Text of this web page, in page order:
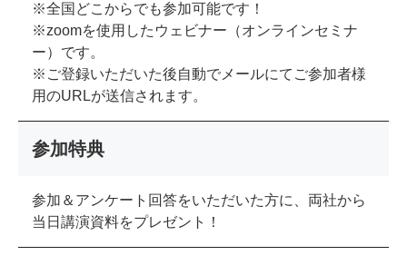
※全国どこからでも参加可能です！
※zoomを使用したウェビナー（オンラインセミナ
ー）です。
※ご登録いただいた後自動でメールにてご参加者様
用のURLが送信されます。
参加特典
参加＆アンケート回答をいただいた方に、両社から
当日講演資料をプレゼント！